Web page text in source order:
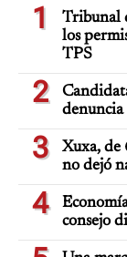
1
Tribunal
los
TPS
2
denuncia
3
Xuxa, de
no dejó
4
consejo